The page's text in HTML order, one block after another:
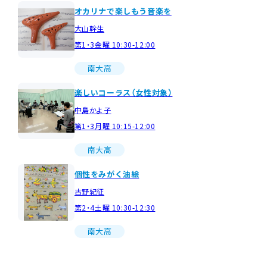
オカリナで楽しもう音楽を
大山幹生
第1・3金曜 10:30-12:00
南大高
楽しいコーラス（女性対象）
中島かよ子
第1・3月曜 10:15-12:00
南大高
個性をみがく油絵
古野紀征
第2・4土曜 10:30-12:30
南大高